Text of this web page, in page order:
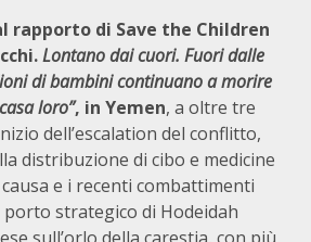
rapporto di Save the Children
Lontano dai cuori. Fuori dalle
di bambini continuano a morire
loro”, in Yemen, a oltre tre
dell’escalation del conflitto,
distribuzione di cibo e medicine
e i recenti combattimenti
strategico di Hodeidah